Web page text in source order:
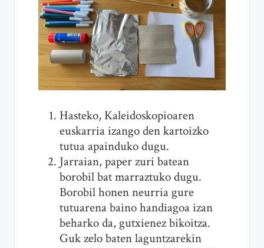
Hasteko, Kaleidoskopioaren
euskarria izango den kartoizko
tutua apainduko dugu.
Jarraian, paper zuri batean
borobil bat marraztuko dugu.
Borobil honen neurria gure
tutuarena baino handiagoa izan
beharko da, gutxienez bikoitza.
Guk zelo baten laguntzarekin